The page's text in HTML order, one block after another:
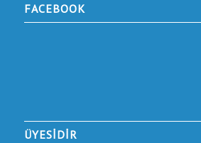
FACEBOOK
ÜYESİDİR